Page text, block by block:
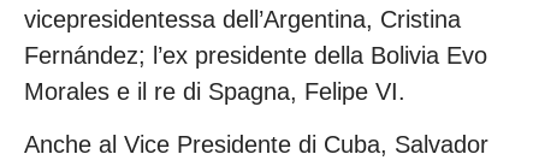
vicepresidentessa dell’Argentina, Cristina
Fernández; l’ex presidente della Bolivia Evo
Morales e il re di Spagna, Felipe VI.
Anche al Vice Presidente di Cuba, Salvador